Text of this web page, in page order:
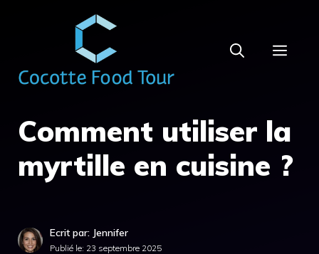
Comment utiliser la
myrtille en cuisine ?
Ecrit par: Jennifer
Publié le: 23 septembre 2025